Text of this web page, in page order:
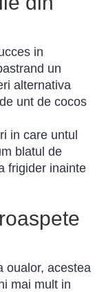
in
un
alternativa
unt de cocos
in care untul
blatul de
frigider inainte
oualor, acestea
mai mult in